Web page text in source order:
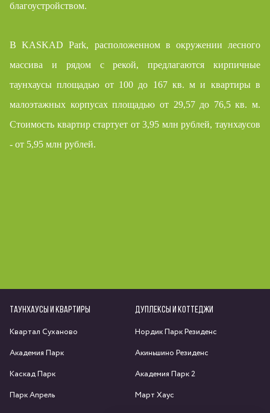
благоустройством.
В KASKAD Park, расположенном в окружении лесного
массива и рядом с рекой, предлагаются кирпичные
таунхаусы площадью от 100 до 167 кв. м и квартиры в
малоэтажных корпусах площадью от 29,57 до 76,5 кв. м.
Стоимость квартир стартует от 3,95 млн рублей, таунхаусов
- от 5,95 млн рублей.
ТАУНХАУСЫ И КВАРТИРЫ
Квартал Суханово
Академия Парк
Каскад Парк
Парк Апрель
ДУПЛЕКСЫ И КОТТЕДЖИ
Нордик Парк Резиденс
Акиньшино Резиденс
Академия Парк 2
Март Хаус